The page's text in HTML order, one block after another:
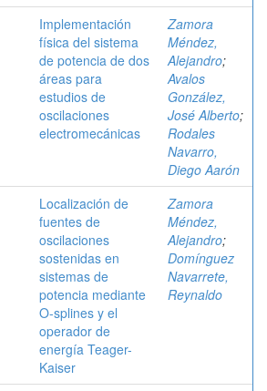
Implementación
física del sistema
de potencia de dos
áreas para
estudios de
oscilaciones
electromecánicas
Zamora
Méndez,
Alejandro;
Avalos
González,
José Alberto;
Rodales
Navarro,
Diego Aarón
Localización de
fuentes de
oscilaciones
sostenidas en
sistemas de
potencia mediante
O-splines y el
operador de
energía Teager-
Kaiser
Zamora
Méndez,
Alejandro;
Domínguez
Navarrete,
Reynaldo